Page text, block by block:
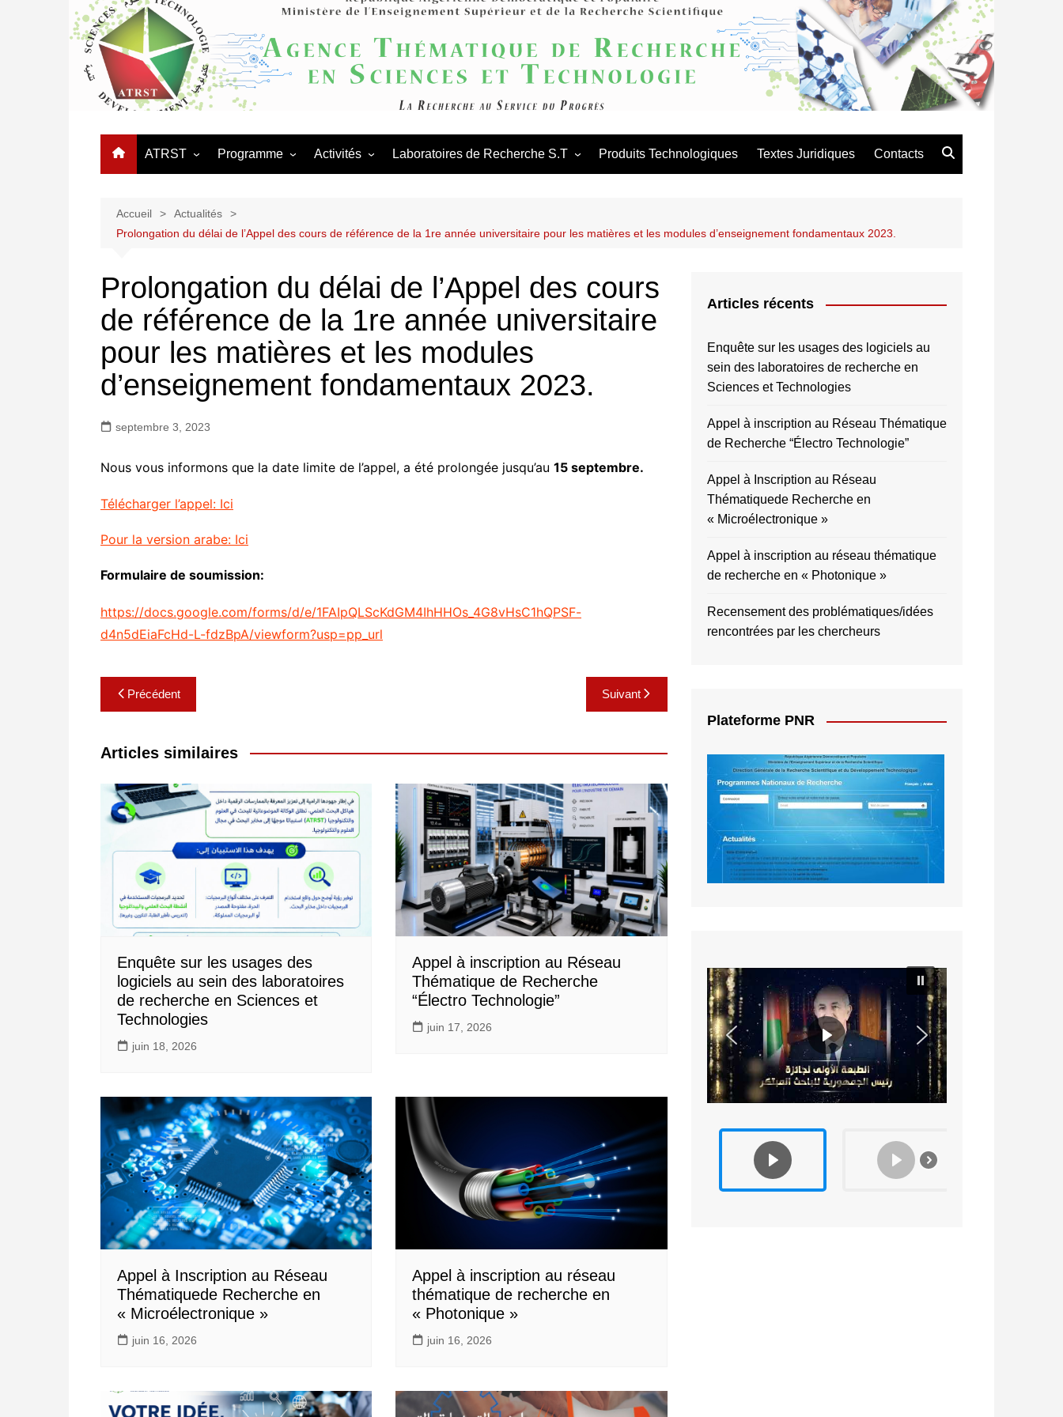
Agence Thématique de Recherche en
Sciences et Technologie
ATRST
Organigramme
Organisation Administrative
Conseil scientifique
Logo ATRST
Programme
Programmes Nationaux de
PNR
Procédures des équipes
mixtes
Activités
Coopération & Partenariat
Laboratoires de Recherche S.T Produits Technologiques Textes Juridiques Contacts
Accueil
Actualités
Prolongation du délai de l’Appel des cours de référence de la 1re année universitaire pour les matières et les modules d’enseignement fondamentaux 2023.
Prolongation du délai de l’Appel des cours
de référence de la 1re année universitaire
pour les matières et les modules
d’enseignement fondamentaux 2023.
septembre 3, 2023
Nous vous informons que la date limite de l’appel, a été prolongée jusqu’au 15 septembre.
Télécharger l’appel: Ici
Pour la version arabe: Ici
Formulaire de soumission:
https://docs.google.com/forms/d/e/1FAIpQLScKdGM4IhHHOs_4G8vHsC1hQPSF-
d4n5dEiaFcHd-L-fdzBpA/viewform?usp=pp_url
Navigation
de
l’article
Précédent Suivant
Articles similaires
Enquête sur les usages des
logiciels au sein des laboratoires
de recherche en Sciences et
Technologies
juin 18, 2026
Appel à inscription au Réseau
Thématique de Recherche
“Électro Technologie”
juin 17, 2026
Appel à Inscription au Réseau
Thématiquede Recherche en
« Microélectronique »
juin 16, 2026
Appel à inscription au réseau
thématique de recherche en
« Photonique »
juin 16, 2026
Articles récents
Enquête sur les usages des logiciels au
sein des laboratoires de recherche en
Sciences et Technologies
Appel à inscription au Réseau Thématique
de Recherche “Électro Technologie”
Appel à Inscription au Réseau
Thématiquede Recherche en
« Microélectronique »
Appel à inscription au réseau thématique
de recherche en « Photonique »
Recensement des problématiques/idées
rencontrées par les chercheurs
Plateforme PNR